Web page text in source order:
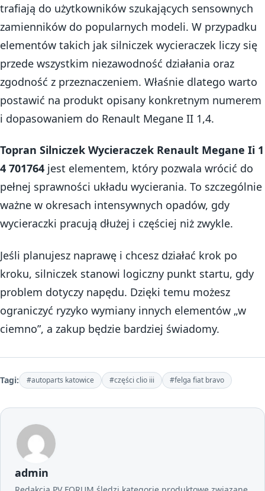
trafiają do użytkowników szukających sensownych
zamienników do popularnych modeli. W przypadku
elementów takich jak silniczek wycieraczek liczy się
przede wszystkim niezawodność działania oraz
zgodność z przeznaczeniem. Właśnie dlatego warto
postawić na produkt opisany konkretnym numerem
i dopasowaniem do Renault Megane II 1,4.
Topran Silniczek Wycieraczek Renault Megane Ii 1
4 701764 jest elementem, który pozwala wrócić do
pełnej sprawności układu wycierania. To szczególnie
ważne w okresach intensywnych opadów, gdy
wycieraczki pracują dłużej i częściej niż zwykle.
Jeśli planujesz naprawę i chcesz działać krok po
kroku, silniczek stanowi logiczny punkt startu, gdy
problem dotyczy napędu. Dzięki temu możesz
ograniczyć ryzyko wymiany innych elementów „w
ciemno”, a zakup będzie bardziej świadomy.
Tagi: #autoparts katowice #części clio iii #felga fiat bravo
admin